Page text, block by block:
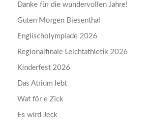
Danke für die wundervollen Jahre!
Guten Morgen Biesenthal
Englischolympiade 2026
Regionalfinale Leichtathletik 2026
Kinderfest 2026
Das Atrium lebt
Wat för e Zick
Es wird Jeck